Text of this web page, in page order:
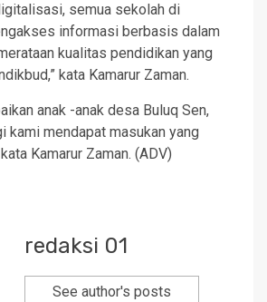
semua sekolah di
informasi berbasis dalam
kualitas pendidikan yang
kata Kamarur Zaman.
anak -anak desa Buluq Sen,
kami mendapat masukan yang
Kamarur Zaman. (ADV)
redaksi 01
See author's posts